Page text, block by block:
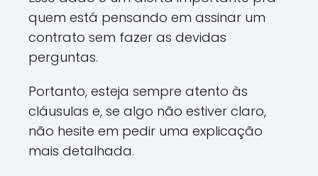
quem está pensando em assinar um
contrato sem fazer as devidas
perguntas.
Portanto, esteja sempre atento às
cláusulas e, se algo não estiver claro,
não hesite em pedir uma explicação
mais detalhada.